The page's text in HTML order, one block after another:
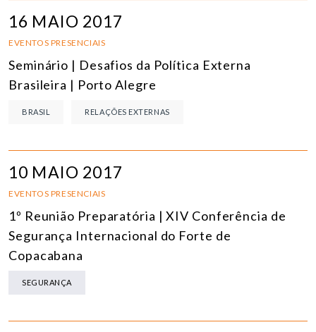
16 MAIO 2017
EVENTOS PRESENCIAIS
Seminário | Desafios da Política Externa
Brasileira | Porto Alegre
BRASIL RELAÇÕES EXTERNAS
10 MAIO 2017
EVENTOS PRESENCIAIS
1º Reunião Preparatória | XIV Conferência de
Segurança Internacional do Forte de
Copacabana
SEGURANÇA